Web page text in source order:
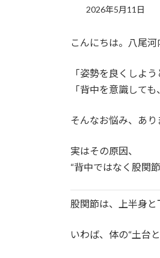
2026年5月11日
こんにちは。八尾河
「姿勢を良くしよ
「背中を意識して
そんなお悩み、あり
実はその原因、
“背中ではなく股関
股関節は、上半身と
いわば、体の“土台と